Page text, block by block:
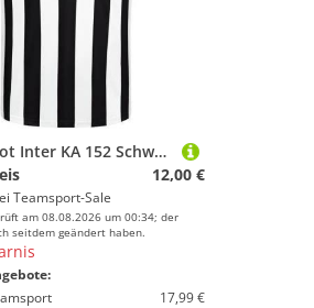
JAKO Trikot Inter KA 152 Schwarz/Weiß/Silber
12,00 €
Teamsport-Sale
am 08.08.2026 um 00:34; der
seitdem geändert haben.
17,99 €